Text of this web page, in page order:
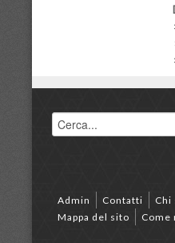
Admin Contatti Chi
Mappa del sito
Come